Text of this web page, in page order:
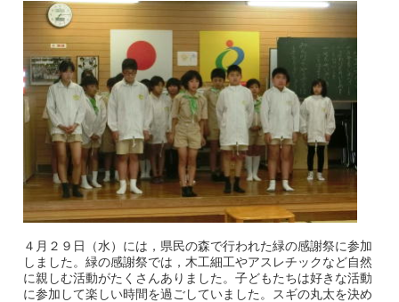
４月２９日（水）には，県民の森で行われた緑の感謝祭に参加
しました。緑の感謝祭では，木工細工やアスレチックなど自然
に親しむ活動がたくさんありました。子どもたちは好きな活動
に参加して楽しい時間を過ごしていました。スギの丸太を決め